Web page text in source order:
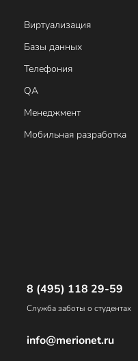
Виртуализация
Базы данных
Телефония
QA
Менеджмент
Мобильная разработка
8 (495) 118 29-59
Служба заботы о студентах
info@merionet.ru